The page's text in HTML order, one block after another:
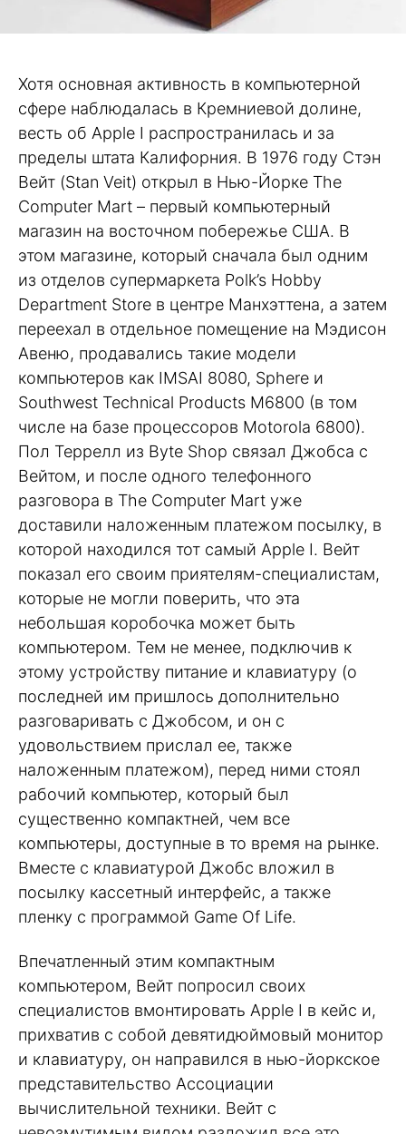
Хотя основная активность в компьютерной
сфере наблюдалась в Кремниевой долине,
весть об Apple I распространилась и за
пределы штата Калифорния. В 1976 году Стэн
Вейт (Stan Veit) открыл в Нью-Йорке The
Computer Mart – первый компьютерный
магазин на восточном побережье США. В
этом магазине, который сначала был одним
из отделов супермаркета Polk’s Hobby
Department Store в центре Манхэттена, а затем
переехал в отдельное помещение на Мэдисон
Авеню, продавались такие модели
компьютеров как IMSAI 8080, Sphere и
Southwest Technical Products M6800 (в том
числе на базе процессоров Motorola 6800).
Пол Террелл из Byte Shop связал Джобса с
Вейтом, и после одного телефонного
разговора в The Computer Mart уже
доставили наложенным платежом посылку, в
которой находился тот самый Apple I. Вейт
показал его своим приятелям-специалистам,
которые не могли поверить, что эта
небольшая коробочка может быть
компьютером. Тем не менее, подключив к
этому устройству питание и клавиатуру (о
последней им пришлось дополнительно
разговаривать с Джобсом, и он с
удовольствием прислал ее, также
наложенным платежом), перед ними стоял
рабочий компьютер, который был
существенно компактней, чем все
компьютеры, доступные в то время на рынке.
Вместе с клавиатурой Джобс вложил в
посылку кассетный интерфейс, а также
пленку с программой Game Of Life.
Впечатленный этим компактным
компьютером, Вейт попросил своих
специалистов вмонтировать Apple I в кейс и,
прихватив с собой девятидюймовый монитор
и клавиатуру, он направился в нью-йоркское
представительство Ассоциации
вычислительной техники. Вейт с